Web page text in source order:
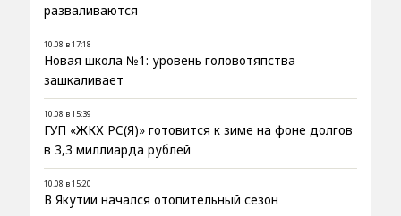
разваливаются
10.08 в 17:18
Новая школа №1: уровень головотяпства
зашкаливает
10.08 в 15:39
ГУП «ЖКХ РС(Я)» готовится к зиме на фоне долгов
в 3,3 миллиарда рублей
10.08 в 15:20
В Якутии начался отопительный сезон